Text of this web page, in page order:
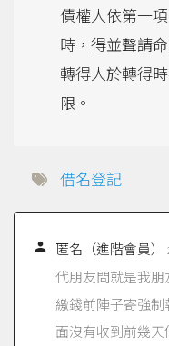
債權人依第一
時，得並聲請
轉得人於轉得
限。
借名登記
 匿名（進階會員）
代朋友問就是我
繳錢前陣子寄強
面沒有收到前幾